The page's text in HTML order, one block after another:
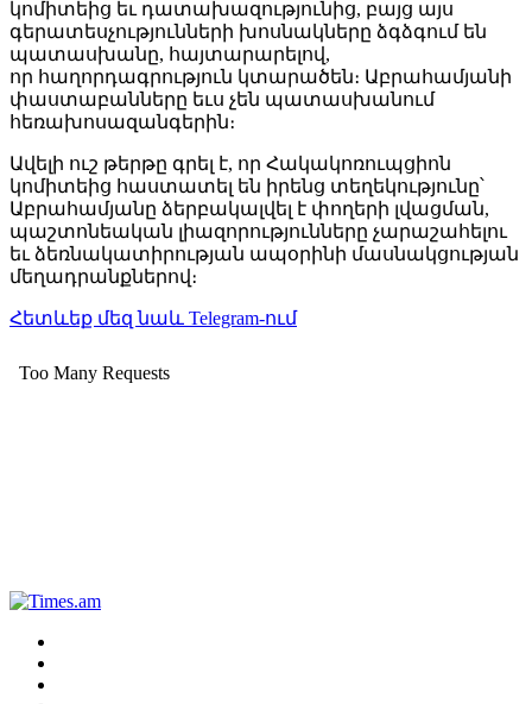
կոմիտեից եւ դատախազությունից, բայց այս
գերատեսչությունների խոսնակները ձգձգում են
պատասխանը, հայտարարելով,
որ հաղորդագրություն կտարածեն։ Աբրահամյանի
փաստաբանները եւս չեն պատասխանում
հեռախոսազանգերին։
Ավելի ուշ թերթը գրել է, որ Հակակոռուպցիոն
կոմիտեից հաստատել են իրենց տեղեկությունը՝
Աբրահամյանը ձերբակալվել է փողերի լվացման,
պաշտոնեական լիազորությունները չարաշահելու
եւ ձեռնակատիրության ապօրինի մասնակցության
մեղադրանքներով։
Հետևեք մեզ նաև Telegram-ում